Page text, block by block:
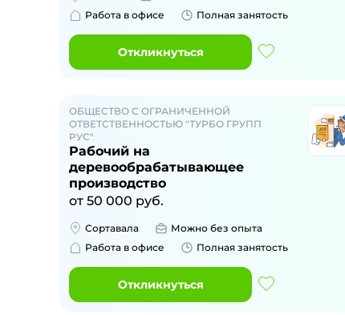
Работа в офисе
Полная занятость
Откликнуться
ОБЩЕСТВО С ОГРАНИЧЕННОЙ
ОТВЕТСТВЕННОСТЬЮ "ТУРБО ГРУПП
РУС"
Рабочий на
деревообрабатывающее
производство
от 50 000 руб.
Сортавала
Можно без опыта
Работа в офисе
Полная занятость
Откликнуться